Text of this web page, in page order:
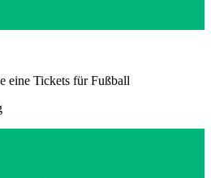
eine Tickets für Fußball